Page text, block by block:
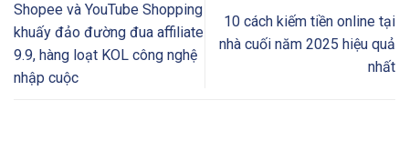
Shopee và YouTube Shopping
khuấy đảo đường đua affiliate
9.9, hàng loạt KOL công nghệ
nhập cuộc
10 cách kiếm tiền online tại
nhà cuối năm 2025 hiệu quả
nhất